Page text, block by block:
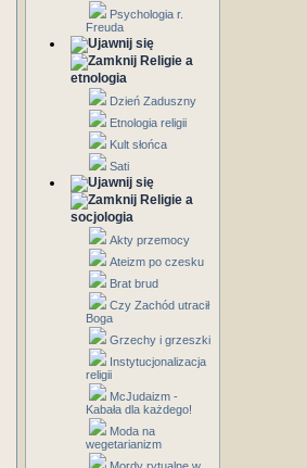
Psychologia r.
Freuda
Religie a
etnologia
Dzień Zaduszny
Etnologia religii
Kult słońca
Sati
Religie a
socjologia
Akty przemocy
Ateizm po czesku
Brat brud
Czy Zachód utracił
Boga
Grzechy i grzeszki
Instytucjonalizacja
religii
McJudaizm -
Kabała dla każdego!
Moda na
wegetarianizm